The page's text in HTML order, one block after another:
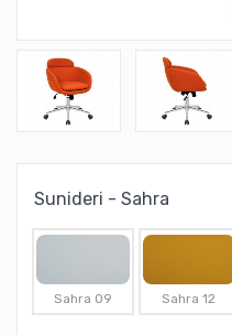
Sunideri - Sahra
Sahra 09 Sahra 12